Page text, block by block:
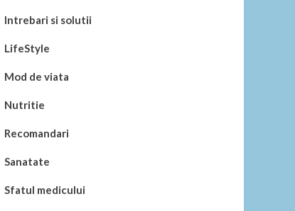
Intrebari si solutii
LifeStyle
Mod de viata
Nutritie
Recomandari
Sanatate
Sfatul medicului